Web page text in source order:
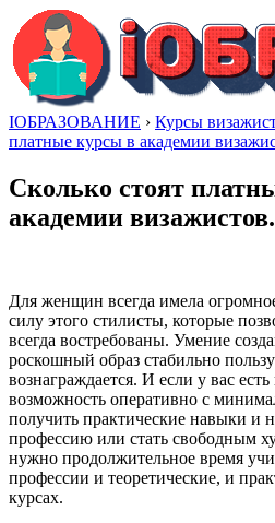
IОБРАЗОВАНИЕ › Курсы
платные курсы в академии
Сколько стоят
академии
Для женщин всегда имела
силу этого стилисты, которые
всегда востребованы. Умение
роскошный образ стабильно
вознаграждается. И если у вас
возможность оперативно с
получить практические навыки и
профессию или стать свободным
нужно продолжительное время
профессии и теоретические, и
курсах.